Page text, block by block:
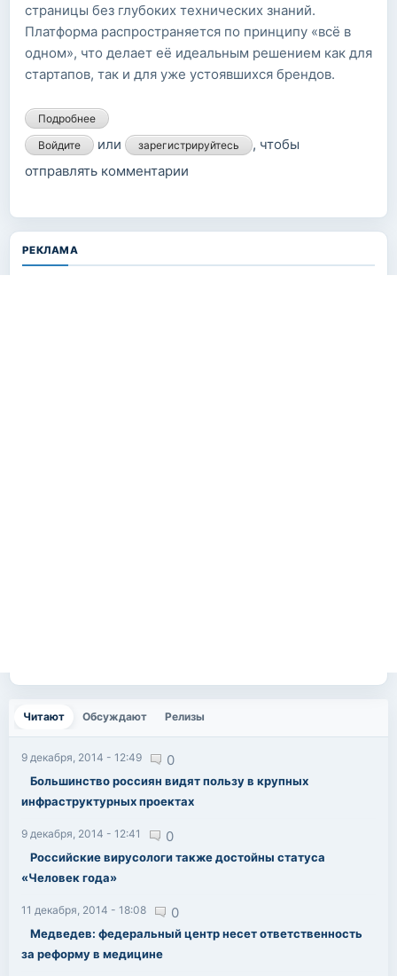
страницы без глубоких технических знаний.
Платформа распространяется по принципу «всё в
одном», что делает её идеальным решением как для
стартапов, так и для уже устоявшихся брендов.
Подробнее о Разработка сайтов на платформе Tilda: новый взгляд
на веб-дизайн
Войдите или зарегистрируйтесь
, чтобы
отправлять комментарии
РЕКЛАМА
Читают
(активная вкладка)
Обсуждают Релизы
9 декабря, 2014 - 12:49 0
Большинство россиян видят пользу в крупных
инфраструктурных проектах
9 декабря, 2014 - 12:41 0
Российские вирусологи также достойны статуса
«Человек года»
11 декабря, 2014 - 18:08 0
Медведев: федеральный центр несет ответственность
за реформу в медицине